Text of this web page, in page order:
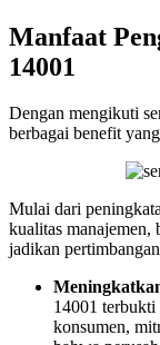
Manfaat
14001
Dengan mengikuti
berbagai benefit
Mulai dari
kualitas manajemen,
jadikan
14001 terbukti
konsumen,